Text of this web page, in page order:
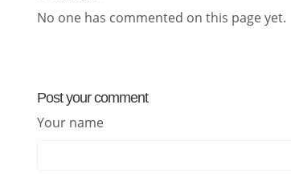
No one has commented on this page yet.
Post your comment
Your name